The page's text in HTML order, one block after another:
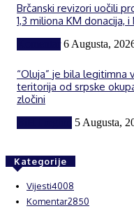
Brčanski revizori uočili
1,3 miliona KM donacija, i
6 Augusta,
“Oluja” je bila legitimna
teritorija od srpske
zločini
5 Augusta,
Kategorije
Vijesti4008
Komentar2850